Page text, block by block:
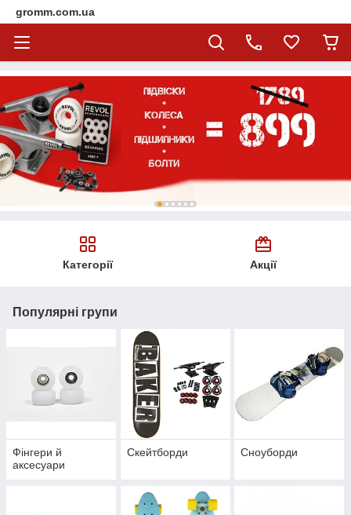
gromm.com.ua
Категорії Акції
Популярні групи
Фінгери й
аксесуари
Скейтборди Сноуборди